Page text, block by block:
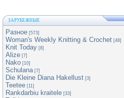
ЗАРУБЕЖНЫЕ
Разное [573]
Woman's Weekly Knitting & Crochet [48]
Knit Today [8]
Alize [7]
Nako [10]
Schulana [7]
Die Kleine Diana Hakellust [3]
Teetee [11]
Rankdarbiu kraitele [33]